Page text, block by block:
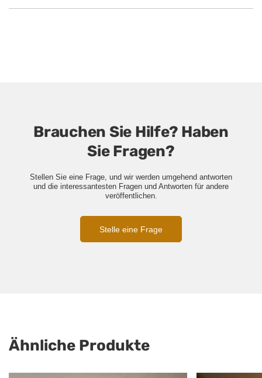
Brauchen Sie Hilfe? Haben
Sie Fragen?
Stellen Sie eine Frage, und wir werden umgehend antworten
und die interessantesten Fragen und Antworten für andere
veröffentlichen.
Stelle eine Frage
Ähnliche Produkte